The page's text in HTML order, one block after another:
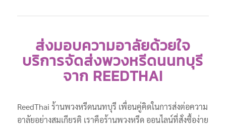
ส่งมอบความอาลัยด้วยใจ
บริการจัดส่งพวงหรีดนนทบุรี
จาก REEDTHAI
ReedThai ร้านพวงหรีดนนทบุรี เพื่อนคู่คิดในการส่งต่อความ
อาลัยอย่างสมเกียรติ เราคือร้านพวงหรีด ออนไลน์ที่สั่งซื้อง่าย